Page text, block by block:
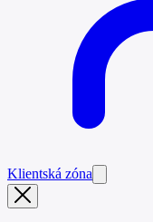
Klientská zóna